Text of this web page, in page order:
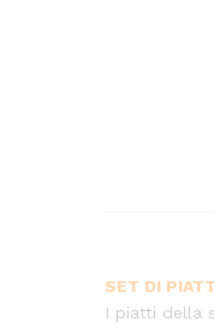
SET DI
I piatti della